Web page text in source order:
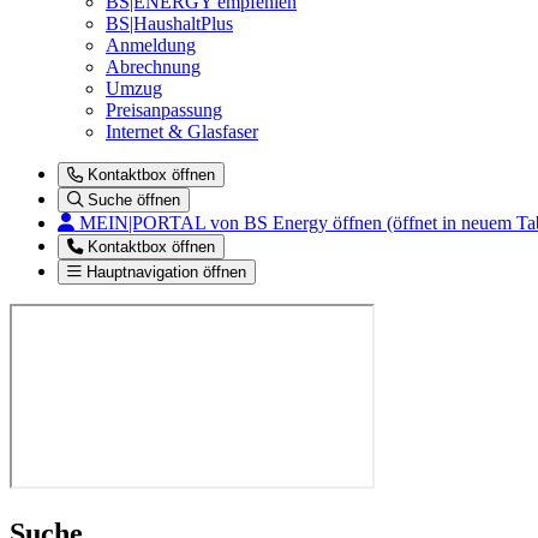
BS|HaushaltPlus
Anmeldung
Abrechnung
Umzug
Preisanpassung
Internet & Glasfaser
Kontaktbox öffnen
Suche öffnen
MEIN|PORTAL von BS Energy öffnen (öffnet in neuem
Kontaktbox öffnen
Hauptnavigation öffnen